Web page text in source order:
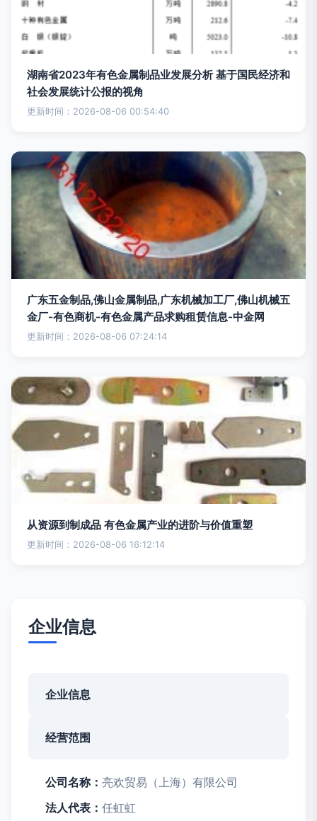
湖南省2023年有色金属制品业发展分析 基于国民经济和
社会发展统计公报的视角
更新时间：2026-08-06 00:54:40
广东五金制品,佛山金属制品,广东机械加工厂,佛山机械五
金厂-有色商机-有色金属产品求购租赁信息-中金网
更新时间：2026-08-06 07:24:14
从资源到制成品 有色金属产业的进阶与价值重塑
更新时间：2026-08-06 16:12:14
企业信息
企业信息
经营范围
公司名称： 亮欢贸易（上海）有限公司
法人代表： 任虹虹